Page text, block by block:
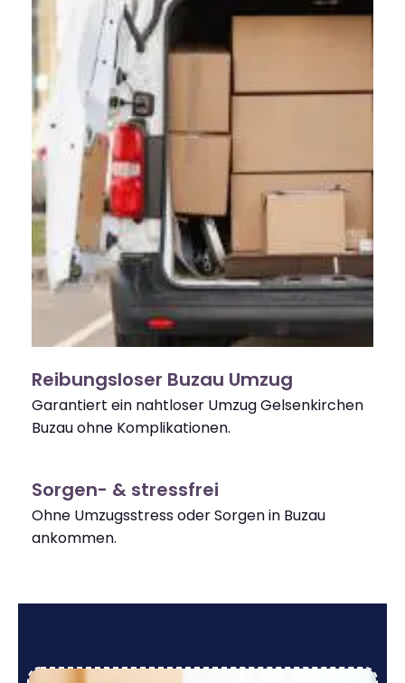
Reibungsloser Buzau Umzug
Garantiert ein nahtloser Umzug Gelsenkirchen
Buzau ohne Komplikationen.
Sorgen- & stressfrei
Ohne Umzugsstress oder Sorgen in Buzau
ankommen.